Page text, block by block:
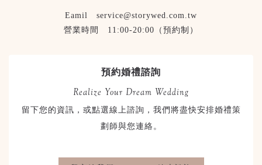
Eamil service@storywed.com.tw
營業時間 11:00-20:00（預約制）
預約婚禮諮詢
Realize Your Dream Wedding
留下您的資訊，或點選線上諮詢，我們將盡快安排婚禮策
劃師與您連絡。